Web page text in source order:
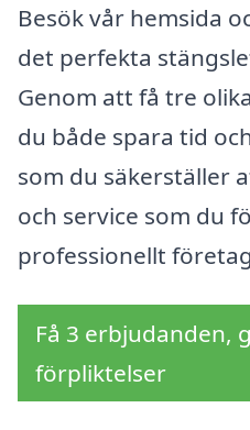
Besök vår hemsida
det perfekta
Genom att få tre
du både spara tid
som du säkerställer
och service som du
professionellt
Få 3 erbjudanden,
förpliktelser